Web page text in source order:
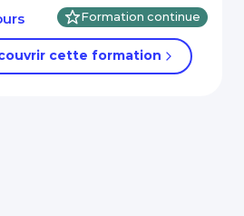
Formation continue
cette formation